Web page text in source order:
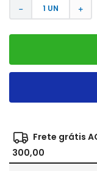
＋
－
Frete grátis
300,00